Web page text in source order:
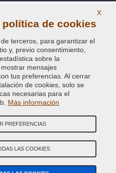
All Rights Reserved.
E-COMIT
redes sociales
X
de cookies
terceros, para garantizar el
y, previo consentimiento,
sobre la
mensajes
tus preferencias. Al cerrar
de cookies, solo se
necesarias para el
Más información
PREFERENCIAS
LAS COOKIES